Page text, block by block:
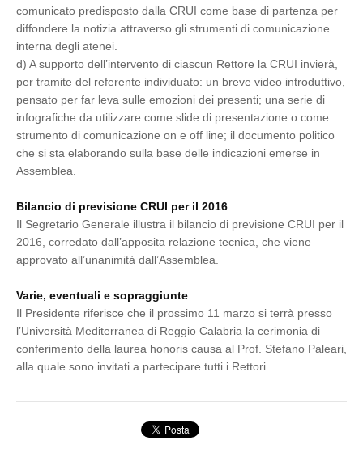
comunicato predisposto dalla CRUI come base di partenza per
diffondere la notizia attraverso gli strumenti di comunicazione
interna degli atenei.
d) A supporto dell’intervento di ciascun Rettore la CRUI invierà,
per tramite del referente individuato: un breve video introduttivo,
pensato per far leva sulle emozioni dei presenti; una serie di
infografiche da utilizzare come slide di presentazione o come
strumento di comunicazione on e off line; il documento politico
che si sta elaborando sulla base delle indicazioni emerse in
Assemblea.
Bilancio di previsione CRUI per il 2016
Il Segretario Generale illustra il bilancio di previsione CRUI per il
2016, corredato dall’apposita relazione tecnica, che viene
approvato all’unanimità dall’Assemblea.
Varie, eventuali e sopraggiunte
Il Presidente riferisce che il prossimo 11 marzo si terrà presso
l’Università Mediterranea di Reggio Calabria la cerimonia di
conferimento della laurea honoris causa al Prof. Stefano Paleari,
alla quale sono invitati a partecipare tutti i Rettori.